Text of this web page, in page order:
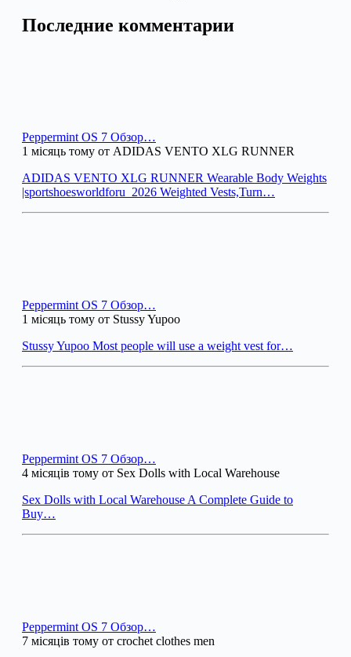
Последние комментарии
Peppermint OS 7 Обзор…
1 місяць тому от ADIDAS VENTO XLG RUNNER
ADIDAS VENTO XLG RUNNER Wearable Body Weights
|sportshoesworldforu_2026 Weighted Vests,Turn…
Peppermint OS 7 Обзор…
1 місяць тому от Stussy Yupoo
Stussy Yupoo Most people will use a weight vest for…
Peppermint OS 7 Обзор…
4 місяців тому от Sex Dolls with Local Warehouse
Sex Dolls with Local Warehouse A Complete Guide to
Buy…
Peppermint OS 7 Обзор…
7 місяців тому от crochet clothes men